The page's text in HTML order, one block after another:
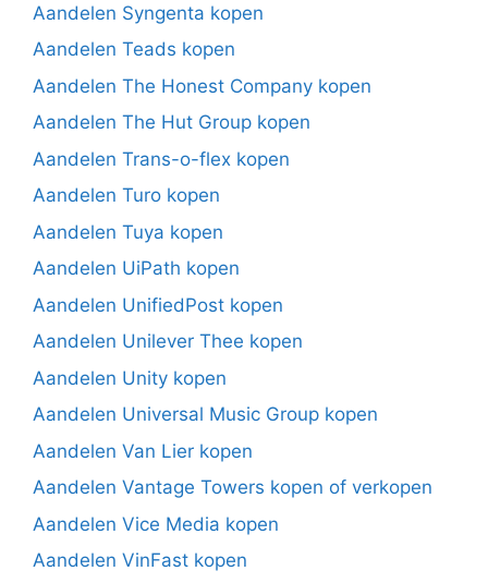
Aandelen Syngenta kopen
Aandelen Teads kopen
Aandelen The Honest Company kopen
Aandelen The Hut Group kopen
Aandelen Trans-o-flex kopen
Aandelen Turo kopen
Aandelen Tuya kopen
Aandelen UiPath kopen
Aandelen UnifiedPost kopen
Aandelen Unilever Thee kopen
Aandelen Unity kopen
Aandelen Universal Music Group kopen
Aandelen Van Lier kopen
Aandelen Vantage Towers kopen of verkopen
Aandelen Vice Media kopen
Aandelen VinFast kopen